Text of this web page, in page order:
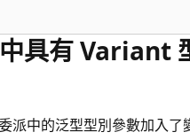
具有 Variant
中的泛型型別參數加入了